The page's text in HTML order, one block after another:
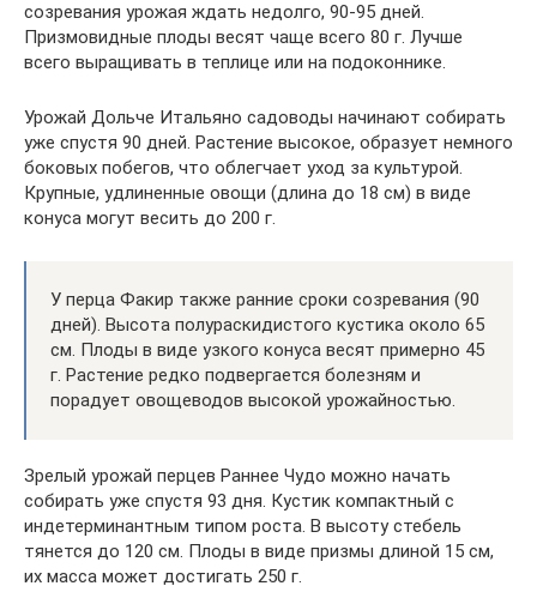
созревания урожая ждать недолго, 90-95 дней.
Призмовидные плоды весят чаще всего 80 г. Лучше
всего выращивать в теплице или на подоконнике.
Урожай Дольче Итальяно садоводы начинают собирать
уже спустя 90 дней. Растение высокое, образует немного
боковых побегов, что облегчает уход за культурой.
Крупные, удлиненные овощи (длина до 18 см) в виде
конуса могут весить до 200 г.
У перца Факир также ранние сроки созревания (90
дней). Высота полураскидистого кустика около 65
см. Плоды в виде узкого конуса весят примерно 45
г. Растение редко подвергается болезням и
порадует овощеводов высокой урожайностью.
Зрелый урожай перцев Раннее Чудо можно начать
собирать уже спустя 93 дня. Кустик компактный с
индетерминантным типом роста. В высоту стебель
тянется до 120 см. Плоды в виде призмы длиной 15 см,
их масса может достигать 250 г.